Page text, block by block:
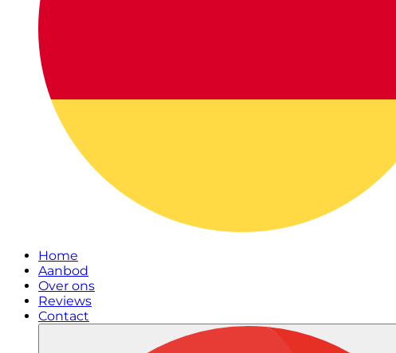
Home
Aanbod
Over ons
Reviews
Contact